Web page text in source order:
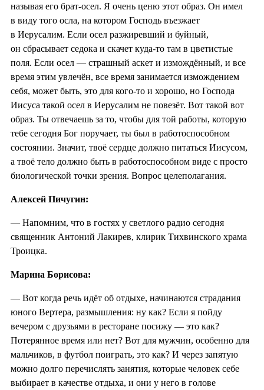
называя его брат-осел. Я очень ценю этот образ. Он имел
в виду того осла, на котором Господь въезжает
в Иерусалим. Если осел разжиревший и буйный,
он сбрасывает седока и скачет куда-то там в цветистые
поля. Если осел — страшный аскет и измождённый, и все
время этим увлечён, все время занимается измождением
себя, может быть, это для кого-то и хорошо, но Господа
Иисуса такой осел в Иерусалим не повезёт. Вот такой вот
образ. Ты отвечаешь за то, чтобы для той работы, которую
тебе сегодня Бог поручает, ты был в работоспособном
состоянии. Значит, твоё сердце должно питаться Иисусом,
а твоё тело должно быть в работоспособном виде с просто
биологической точки зрения. Вопрос целеполагания.
Алексей Пичугин:
— Напомним, что в гостях у светлого радио сегодня
священник Антоний Лакирев, клирик Тихвинского храма
Троицка.
Марина Борисова:
— Вот когда речь идёт об отдыхе, начинаются страдания
юного Вертера, размышления: ну как? Если я пойду
вечером с друзьями в ресторане посижу — это как?
Потерянное время или нет? Вот для мужчин, особенно для
мальчиков, в футбол поиграть, это как? И через запятую
можно долго перечислять занятия, которые человек себе
выбирает в качестве отдыха, и они у него в голове